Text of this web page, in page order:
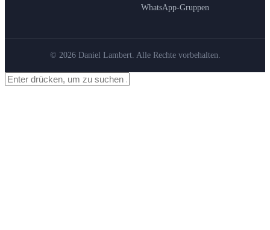
WhatsApp-Gruppen
© 2026 Daniel Lambert. Alle Rechte vorbehalten.